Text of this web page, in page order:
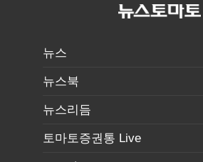
뉴스
뉴스북
뉴스리듬
토마토증권통 Live